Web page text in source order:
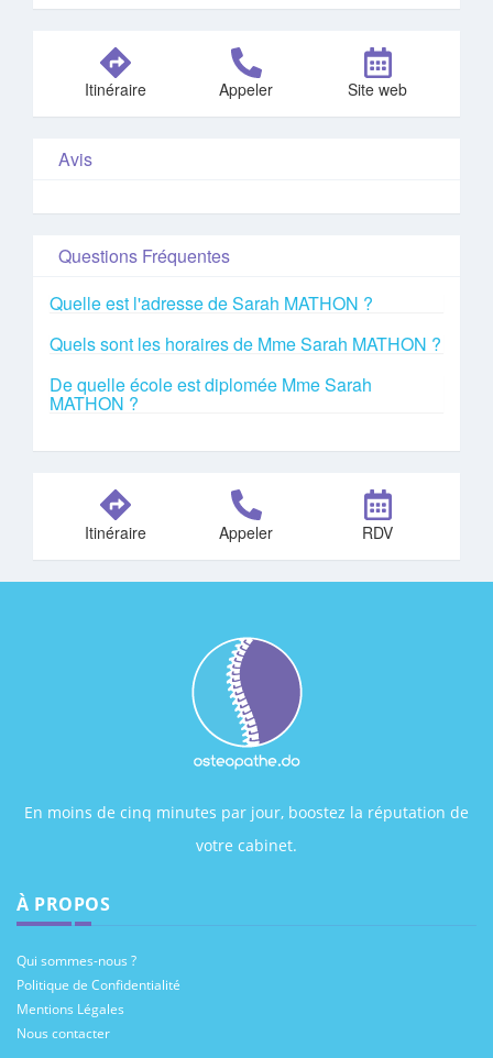
Itinéraire Appeler Site web
Avis
Questions Fréquentes
Quelle est l'adresse de Sarah MATHON ?
Quels sont les horaires de Mme Sarah MATHON ?
De quelle école est diplomée Mme Sarah
MATHON ?
Itinéraire Appeler RDV
En moins de cinq minutes par jour, boostez la réputation de
votre cabinet.
À PROPOS
Qui sommes-nous ?
Politique de Confidentialité
Mentions Légales
Nous contacter